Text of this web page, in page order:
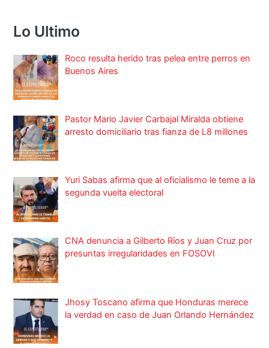
Lo Ultimo
Roco resulta herido tras pelea entre perros en
Buenos Aires
Pastor Mario Javier Carbajal Miralda obtiene
arresto domiciliario tras fianza de L8 millones
Yuri Sabas afirma que al oficialismo le teme a la
segunda vuelta electoral
CNA denuncia a Gilberto Ríos y Juan Cruz por
presuntas irregularidades en FOSOVI
Jhosy Toscano afirma que Honduras merece
la verdad en caso de Juan Orlando Hernández